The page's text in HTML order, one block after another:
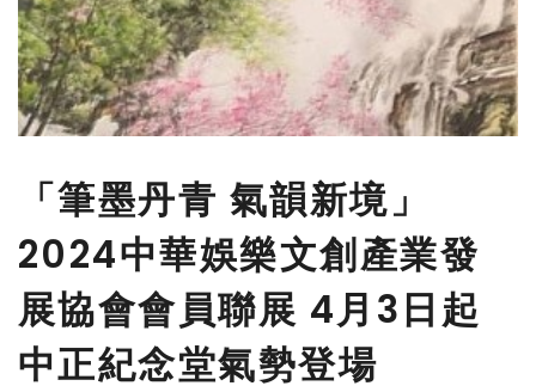
「筆墨丹青 氣韻新境」
2024中華娛樂文創產業發
展協會會員聯展 4月3日起
中正紀念堂氣勢登場